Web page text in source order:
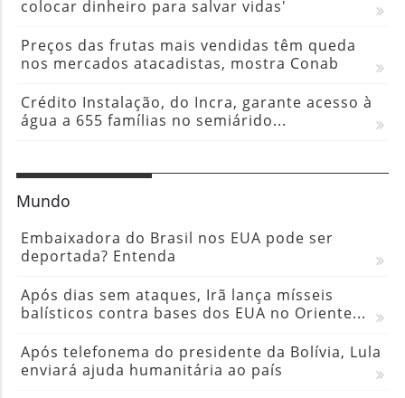
colocar dinheiro para salvar vidas'
Preços das frutas mais vendidas têm queda
nos mercados atacadistas, mostra Conab
Crédito Instalação, do Incra, garante acesso à
água a 655 famílias no semiárido...
Mundo
Embaixadora do Brasil nos EUA pode ser
deportada? Entenda
Após dias sem ataques, Irã lança mísseis
balísticos contra bases dos EUA no Oriente...
Após telefonema do presidente da Bolívia, Lula
enviará ajuda humanitária ao país